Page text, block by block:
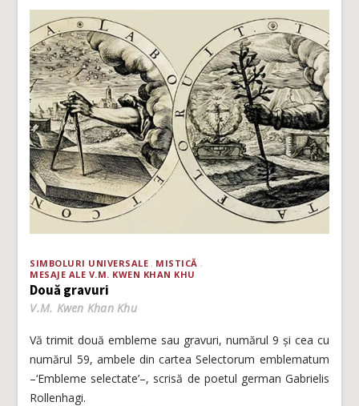
SIMBOLURI UNIVERSALE
MISTICĂ
MESAJE ALE V.M. KWEN KHAN KHU
Două gravuri
V.M. Kwen Khan Khu
Vă trimit două embleme sau gravuri, numărul 9 și cea cu
numărul 59, ambele din cartea Selectorum emblematum
–‘Embleme selectate’–, scrisă de poetul german Gabrielis
Rollenhagi.